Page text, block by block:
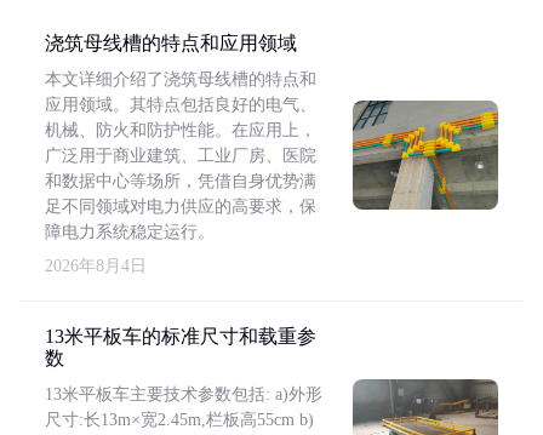
浇筑母线槽的特点和应用领域
本文详细介绍了浇筑母线槽的特点和
应用领域。其特点包括良好的电气、
机械、防火和防护性能。在应用上，
广泛用于商业建筑、工业厂房、医院
和数据中心等场所，凭借自身优势满
足不同领域对电力供应的高要求，保
障电力系统稳定运行。
2026年8月4日
13米平板车的标准尺寸和载重参
数
13米平板车主要技术参数包括: a)外形
尺寸:长13m×宽2.45m,栏板高55cm b)